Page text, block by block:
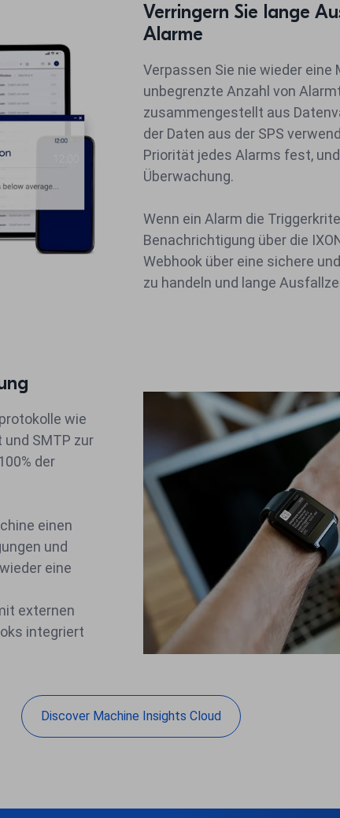
Verringern Sie lange
Alarme
Verpassen Sie nie wieder
unbegrenzte Anzahl von
zusammengestellt aus
der Daten aus der SPS
Priorität jedes Alarms fest,
Überwachung.
Wenn ein Alarm die
Benachrichtigung über die
Webhook über eine sichere
zu handeln und lange
wie
und SMTP zur
der
einen
und
eine
externen
integriert
Discover Machine Insights Cloud